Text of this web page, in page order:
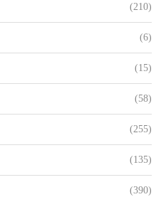
(210)
(6)
(15)
(58)
(255)
(135)
(390)